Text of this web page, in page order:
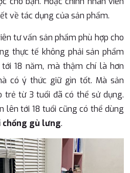
về tác dụng của sản phẩm.
tư vấn sản phẩm phù hợp cho
thực tế không phải sản phẩm
18 năm, mà thậm chí là hơn
có ý thức giữ gìn tốt. Mà sản
trẻ từ 3 tuổi đã có thể sử dụng.
lên tới 18 tuổi cũng có thể dùng
chống gù lưng.